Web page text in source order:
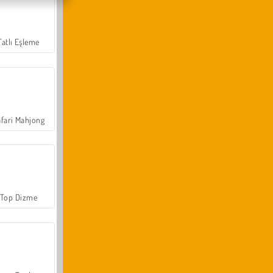
Eşleme
Mahjong
Top Dizme